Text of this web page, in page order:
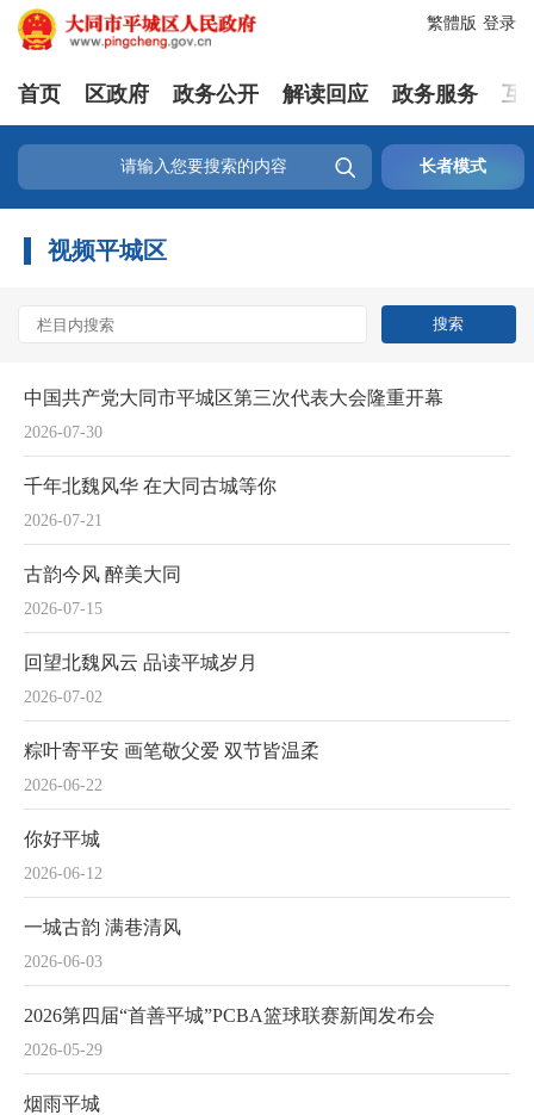
登录
繁體版
首页 区政府 政务公开 解读回应 政务服务 互
 长者模式
视频平城区
2026-07-30
中国共产党大同市平城区第三次代表大会隆重开幕
2026-07-21
千年北魏风华 在大同古城等你
2026-07-15
古韵今风 醉美大同
2026-07-02
回望北魏风云 品读平城岁月
2026-06-22
粽叶寄平安 画笔敬父爱 双节皆温柔
2026-06-12
你好平城
2026-06-03
一城古韵 满巷清风
2026-05-29
2026第四届“首善平城”PCBA篮球联赛新闻发布会
烟雨平城